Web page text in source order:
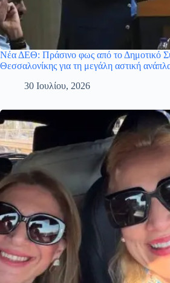
Νέα ΔΕΘ: Πράσινο φως από το Δημοτικό
Θεσσαλονίκης για τη μεγάλη αστική
30 Ιουλίου, 2026